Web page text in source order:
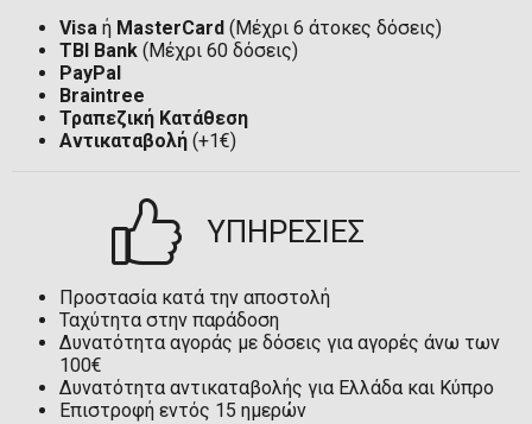
Visa ή MasterCard (Μέχρι 6 άτοκες δόσεις)
TBI Bank (Μέχρι 60 δόσεις)
PayPal
Braintree
Τραπεζική Κατάθεση
Αντικαταβολή (+1€)
ΥΠΗΡΕΣΙΕΣ
Προστασία κατά την αποστολή
Ταχύτητα στην παράδοση
Δυνατότητα αγοράς με δόσεις για αγορές άνω των
100€
Δυνατότητα αντικαταβολής για Ελλάδα και Κύπρο
Επιστροφή εντός 15 ημερών